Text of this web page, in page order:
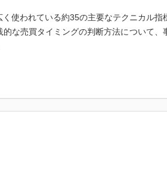
使われている約35の主要なテクニカル指
な売買タイミングの判断方法について、